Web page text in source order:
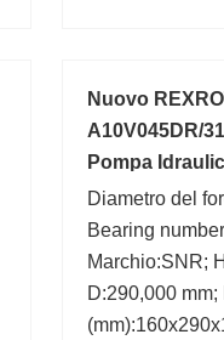
Nuovo
A10V045DR/
Pompa
Diametro del
Bearing
Marchio:SNR;
D:290,000